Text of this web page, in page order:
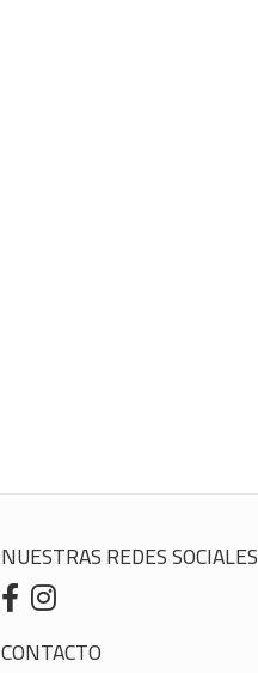
NUESTRAS REDES SOCIALES
CONTACTO